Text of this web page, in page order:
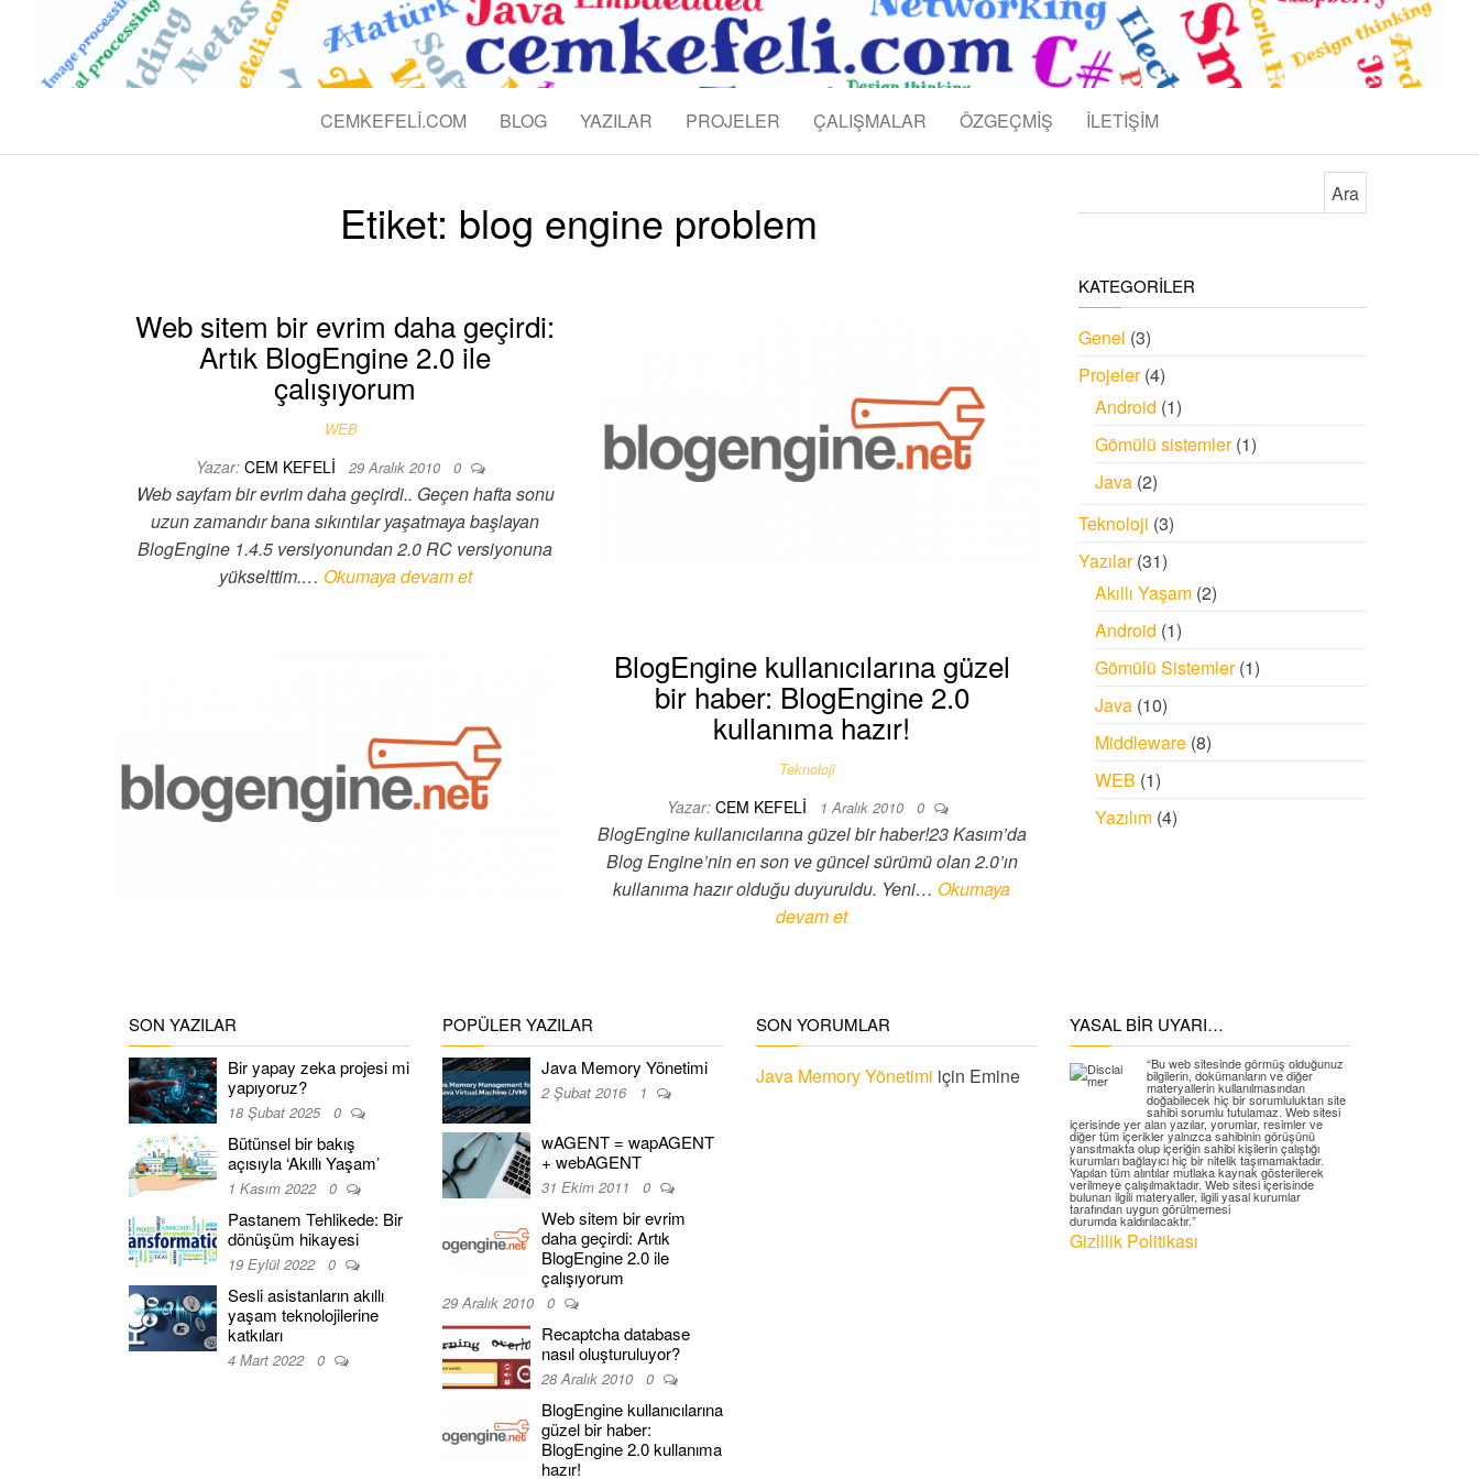
BLOG CEM KEFELI
Teknolojik
CEMKEFELI.COM BLOG YAZILAR PROJELER ÇALIŞMALAR ÖZGEÇMİŞ İLETİŞİM
Etiket: blog engine problem
Web sitem bir evrim daha geçirdi:
Artık BlogEngine 2.0 ile
çalışıyorum
WEB
Yazar: CEM KEFELI 29 Aralık 2010 0
Web sayfam bir evrim daha geçirdi.. Geçen hafta sonu
uzun zamandır bana sıkıntılar yaşatmaya başlayan
BlogEngine 1.4.5 versiyonundan 2.0 RC versiyonuna
yükselttim.… Okumaya devam et
BlogEngine kullanıcılarına güzel
bir haber: BlogEngine 2.0
kullanıma hazır!
Teknoloji
Yazar: CEM KEFELI 1 Aralık 2010 0
BlogEngine kullanıcılarına güzel bir haber!23 Kasım’da
Blog Engine’nin en son ve güncel sürümü olan 2.0’ın
kullanıma hazır olduğu duyuruldu. Yeni…Okumaya
devam et
KATEGORİLER
Genel (3)
Projeler(4)
Android (1)
Gömülü sistemler(1)
Java(2)
Teknoloji (3)
Yazılar(31)
Akıllı Yaşam(2)
Android (1)
Gömülü Sistemler(1)
Java(10)
Middleware(8)
WEB (1)
Yazılım(4)
SON YAZILAR
Bir yapay zeka projesi mi
yapıyoruz?
18 Şubat 2025 0
Bütünsel bir bakış
açısıyla ‘Akıllı Yaşam’
1 Kasım 2022 0
Pastanem Tehlikede: Bir
dönüşüm hikayesi
19 Eylül 2022 0
Sesli asistanların akıllı
yaşam teknolojilerine
katkıları
4 Mart 2022 0
POPÜLER YAZILAR
Java Memory Yönetimi
2 Şubat 2016 1
wAGENT = wapAGENT
+ webAGENT
31 Ekim 2011 0
Web sitem bir evrim
daha geçirdi: Artık
BlogEngine 2.0 ile
çalışıyorum
29 Aralık 2010 0
Recaptcha database
nasıl oluşturuluyor?
28 Aralık 2010 0
BlogEngine kullanıcılarına
güzel bir haber:
BlogEngine 2.0 kullanıma
hazır!
SON YORUMLAR
Java Memory Yönetimi için Emine
YASAL BIR UYARI…
“Bu web sitesinde görmüş olduğunuz
bilgilerin, dokümanların ve diğer
materyallerin kullanılmasından
doğabilecek hiç bir sorumluluktan site
sahibi sorumlu tutulamaz. Web sitesi
içerisinde yer alan yazılar, yorumlar, resimler ve
diğer tüm içerikler yalnızca sahibinin görüşünü
yansıtmakta olup içeriğin sahibi kişilerin çalıştığı
kurumları bağlayıcı hiç bir nitelik taşımamaktadır.
Yapılan tüm alıntılar mutlaka kaynak gösterilerek
verilmeye çalışılmaktadır. Web sitesi içerisinde
bulunan ilgili materyaller, ilgili yasal kurumlar
tarafından uygun görülmemesi
durumda kaldırılacaktır.”
Gizlilik Politikası